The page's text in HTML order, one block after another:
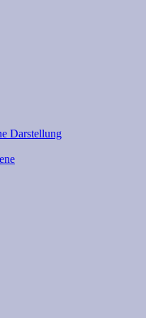
Darstellung